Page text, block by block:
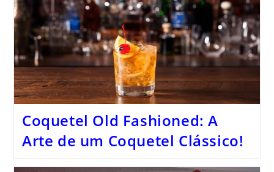
Coquetel Old Fashioned: A
Arte de um Coquetel Clássico!